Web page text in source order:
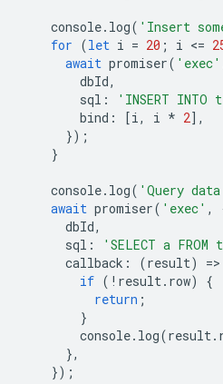
console. log( 'Insert
for (let i = 20 ; i <=
await promiser( 'exec'
dbId,
sql : 'INSERT
bind : [i, i * 2],
});
}
console. log( 'Query
await promiser( 'exec' ,
dbId,
sql : 'SELECT a
callback : (result) =>
if ( ! result. row)
{
return ;
}
console. log(result.
},
});